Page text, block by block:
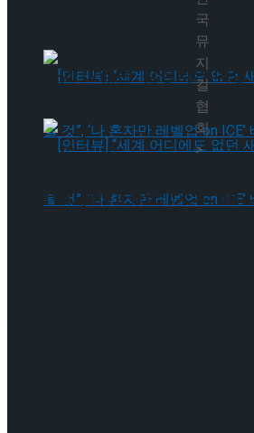
유가 그리는 ‘감성적인 여정’
[인터뷰] “세계 어디에도 없
[인터뷰] 빙판 위에 피어나
유가 그리는 ‘감성적인 여정’
국
뮤
지
컬
협
회
>
욕심을 덜어내는 것도 필